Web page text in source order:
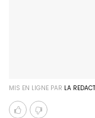
MIS EN LIGNE PAR LA